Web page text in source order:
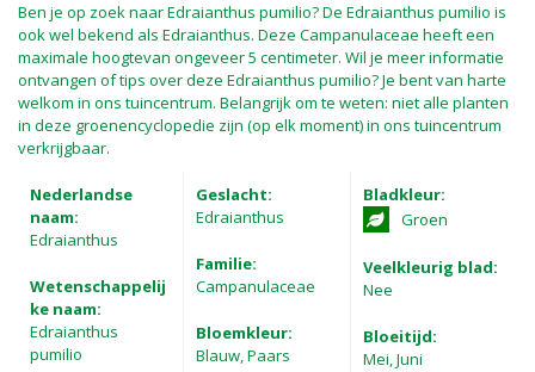
Ben je op zoek naar Edraianthus pumilio? De Edraianthus pumilio is
ook wel bekend als Edraianthus. Deze Campanulaceae heeft een
maximale hoogtevan ongeveer 5 centimeter. Wil je meer informatie
ontvangen of tips over deze Edraianthus pumilio? Je bent van harte
welkom in ons tuincentrum. Belangrijk om te weten: niet alle planten
in deze groenencyclopedie zijn (op elk moment) in ons tuincentrum
verkrijgbaar.
Nederlandse
naam:
Edraianthus
Wetenschappelij
ke naam:
Edraianthus
pumilio
Geslacht:
Edraianthus
Familie:
Campanulaceae
Bloemkleur:
Blauw, Paars
Bladkleur:
Groen
Veelkleurig blad:
Nee
Bloeitijd:
Mei, Juni